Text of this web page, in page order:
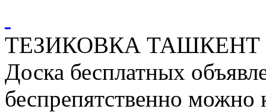
ТЕЗИКОВКА ТАШКЕНТ
Доска бесплатных
беспрепятственно